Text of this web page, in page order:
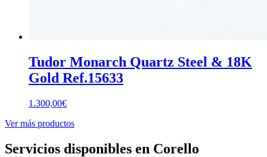
Tudor Monarch Quartz Steel & 18K
Gold Ref.15633
1.300,00€
Ver más productos
Servicios disponibles en Corello